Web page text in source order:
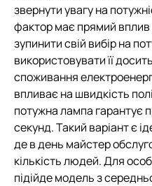
звернути увагу на
фактор має прямий
зупинити свій вибір на
використовувати її
споживання
впливає на швидкість
потужна лампа гарантує
секунд. Такий варіант є
де в день майстер
кількість людей. Для
підійде модель з